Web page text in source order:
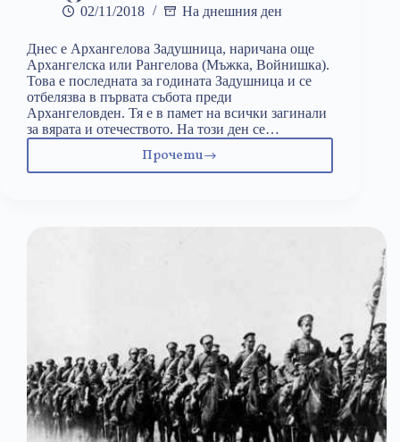
02/11/2018
На днешния ден
Днес е Архангелова Задушница, наричана още
Архангелска или Рангелова (Мъжка, Войнишка).
Това е последната за годината Задушница и се
отбелязва в първата събота преди
Архангеловден. Тя е в памет на всички загинали
за вярата и отечеството. На този ден се…
ПрочетиАрхангелова